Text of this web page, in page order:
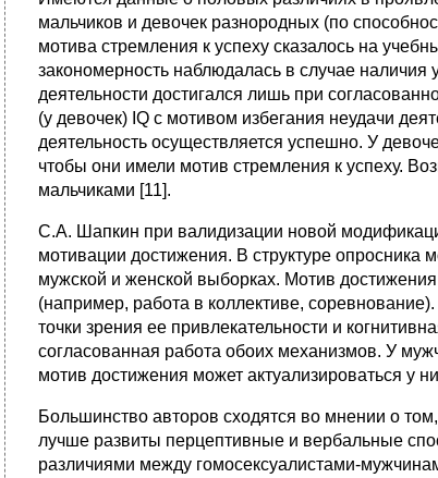
мальчиков и девочек разнородных (по
мотива стремления к успеху сказалось на
закономерность наблюдалась в случае
деятельности достигался лишь при
(у девочек) IQ c мотивом избегания неудачи
деятельность осуществляется успешно. У
чтобы они имели мотив стремления к успеху.
мальчиками [11].
С.А. Шапкин при валидизации новой
мотивации достижения. В структуре
мужской и женской выборках. Мотив
(например, работа в коллективе,
точки зрения ее привлекательности и
согласованная работа обоих механизмов. У
мотив достижения может актуализироваться у
Большинство авторов сходятся во мнении о
лучше развиты перцептивные и вербальные
различиями между гомосексуалистами-